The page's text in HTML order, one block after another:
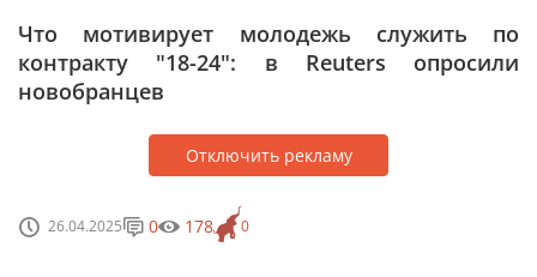
Что мотивирует молодежь служить по
контракту "18-24": в Reuters опросили
новобранцев
Отключить рекламу
26.04.2025 0
0 178